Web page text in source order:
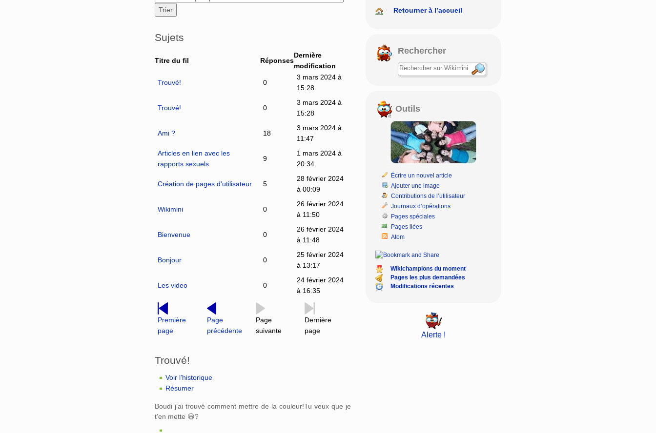
Sujets
Titre du fil Réponses
Dernière
modification
Trouvé! 0
3 mars 2024 à
15:28
Trouvé! 0
3 mars 2024 à
15:28
Ami ? 18
3 mars 2024 à
11:47
Articles en lien avec les
rapports sexuels
9
1 mars 2024 à
20:34
Création de pages d'utilisateur 5
28 février 2024
à 00:09
Wikimini 0
26 février 2024
à 11:50
Bienvenue 0
26 février 2024
à 11:48
Bonjour 0
25 février 2024
à 13:17
Les video 0
24 février 2024
à 16:35
Première
page
Page
précédente
Page
suivante
Dernière
page
Trouvé!
Voir l’historique
Résumer
Boudi j’ai trouvé comment mettre de la couleur!Tu veux que je
t’en mette 😃?
Retourner à l’accueil
Rechercher
Outils
Écrire un nouvel article
Ajouter une image
Contributions de l’utilisateur
Journaux d’opérations
Pages spéciales
Pages liées
Atom
Wikichampions du moment
Pages les plus demandées
Modifications récentes
Alerte !